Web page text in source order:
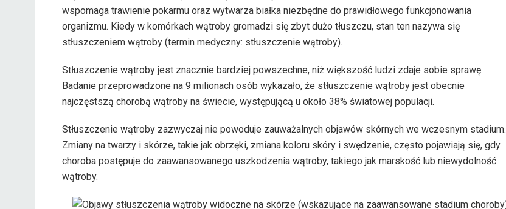
wspomaga trawienie pokarmu oraz wytwarza białka niezbędne do prawidłowego funkcjonowania
organizmu. Kiedy w komórkach wątroby gromadzi się zbyt dużo tłuszczu, stan ten nazywa się
stłuszczeniem wątroby (termin medyczny: stłuszczenie wątroby).
Stłuszczenie wątroby jest znacznie bardziej powszechne, niż większość ludzi zdaje sobie sprawę.
Badanie przeprowadzone na 9 milionach osób wykazało, że stłuszczenie wątroby jest obecnie
najczęstszą chorobą wątroby na świecie, występującą u około 38% światowej populacji.
Stłuszczenie wątroby zazwyczaj nie powoduje zauważalnych objawów skórnych we wczesnym stadium.
Zmiany na twarzy i skórze, takie jak obrzęki, zmiana koloru skóry i swędzenie, często pojawiają się, gdy
choroba postępuje do zaawansowanego uszkodzenia wątroby, takiego jak marskość lub niewydolność
wątroby.